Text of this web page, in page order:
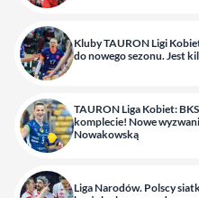
Kluby TAURON Ligi
do nowego sezonu. Jest
TAURON Liga Kobiet:
komplecie! Nowe
Nowakowską
Liga Narodów. Polscy